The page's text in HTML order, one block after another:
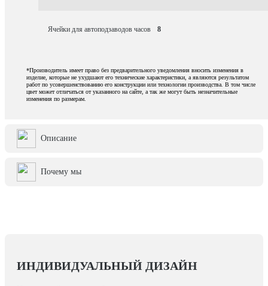
Ячейки для автоподзаводов часов 8
*Производитель имеет право без предварительного уведомления вносить изменения в
изделие, которые не ухудшают его технические характеристики, а являются результатом
работ по усовершенствованию его конструкции или технологии производства. В том числе
цвет может отличаться от указанного на сайте, а так же могут быть незначительные
изменения по размерам.
Описание
Почему мы
ИНДИВИДУАЛЬНЫЙ ДИЗАЙН